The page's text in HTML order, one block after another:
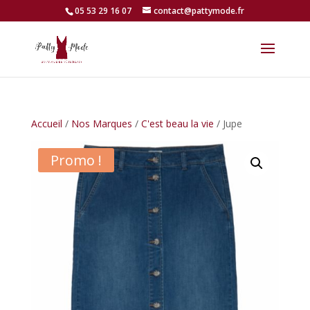
05 53 29 16 07 contact@pattymode.fr
Accueil / Nos Marques / C'est beau la vie / Jupe
Promo !